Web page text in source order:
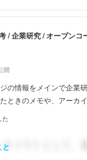
/ 企業研究 / オープンコ
開
の情報をメインで企業
ときのメモや、アーカ
た